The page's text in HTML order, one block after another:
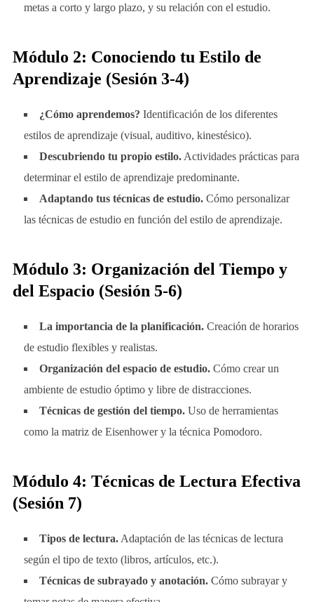
metas a corto y largo plazo, y su relación con el estudio.
Módulo 2: Conociendo tu Estilo de
Aprendizaje (Sesión 3-4)
¿Cómo aprendemos? Identificación de los diferentes
estilos de aprendizaje (visual, auditivo, kinestésico).
Descubriendo tu propio estilo.Actividades prácticas para
determinar el estilo de aprendizaje predominante.
Adaptando tus técnicas de estudio.Cómo personalizar
las técnicas de estudio en función del estilo de aprendizaje.
Módulo 3: Organización del Tiempo y
del Espacio (Sesión 5-6)
La importancia de la planificación.Creación de horarios
de estudio flexibles y realistas.
Organización del espacio de estudio.Cómo crear un
ambiente de estudio óptimo y libre de distracciones.
Técnicas de gestión del tiempo.Uso de herramientas
como la matriz de Eisenhower y la técnica Pomodoro.
Módulo 4: Técnicas de Lectura Efectiva
(Sesión 7)
Tipos de lectura.Adaptación de las técnicas de lectura
según el tipo de texto (libros, artículos, etc.).
Técnicas de subrayado y anotación.Cómo subrayar y